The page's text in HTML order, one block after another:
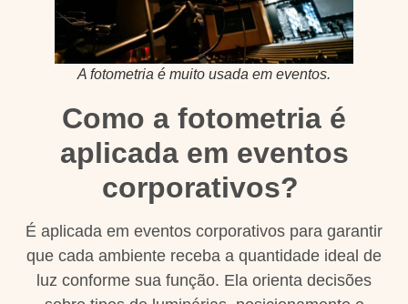
A fotometria é muito usada em eventos.
Como a fotometria é
aplicada em eventos
corporativos?
É aplicada em eventos corporativos para garantir
que cada ambiente receba a quantidade ideal de
luz conforme sua função. Ela orienta decisões